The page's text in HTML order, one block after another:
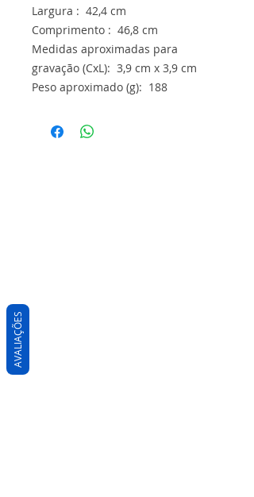
Largura : 42,4 cm
Comprimento : 46,8 cm
Medidas aproximadas para
gravação (CxL): 3,9 cm x 3,9 cm
Peso aproximado (g): 188
AVALIAÇÕES